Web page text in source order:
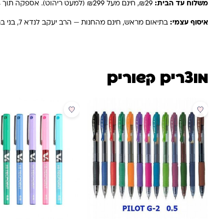
משלוח עד הבית:
איסוף עצמי: בתיאום מראש, חינם מהחנות — הרב יעקב לנדא 7, בני ברק.
מוצרים קשורים
מבצע